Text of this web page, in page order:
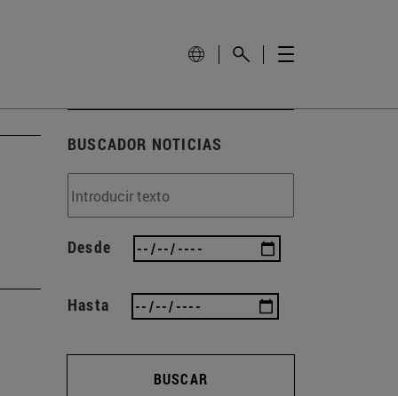
BUSCADOR NOTICIAS
Desde
Hasta
BUSCAR